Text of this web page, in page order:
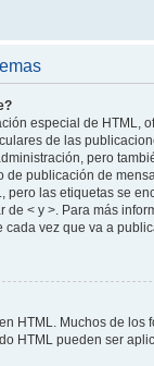
especial de HTML,
de las
pero
de publicación de
pero las etiquetas se
de < y >. Para más
cada vez que va a
HTML. Muchos de los
HTML pueden ser